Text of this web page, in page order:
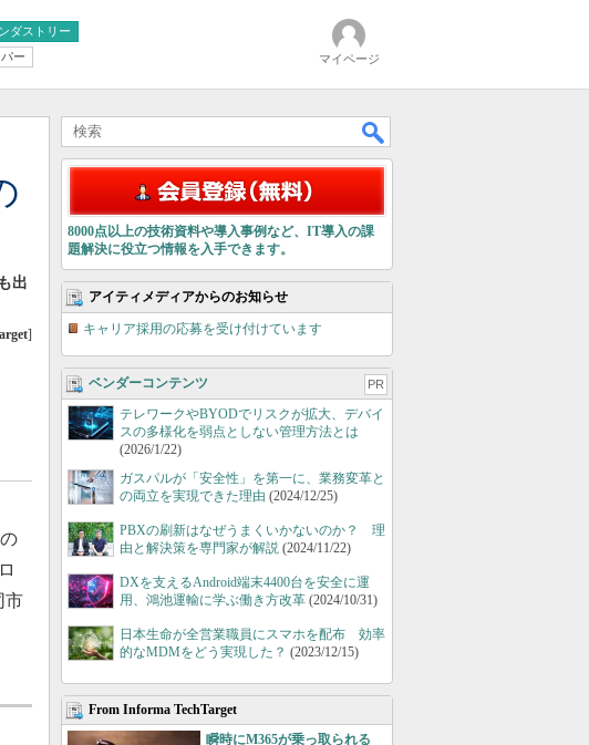
ダストリー
ー マイページ
出
]
市
8000点以上の技術資料や導入事例など、IT導入の課
題解決に役立つ情報を入手できます。
アイティメディアからのお知らせ
キャリア採用の応募を受け付けています
ベンダーコンテンツ PR
テレワークやBYODでリスクが拡大、デバイ
スの多様化を弱点としない管理方法とは
(2026/1/22)
ガスパルが「安全性」を第一に、業務変革と
の両立を実現できた理由 (2024/12/25)
PBXの刷新はなぜうまくいかないのか？ 理
由と解決策を専門家が解説 (2024/11/22)
DXを支えるAndroid端末4400台を安全に運
用、鴻池運輸に学ぶ働き方改革 (2024/10/31)
日本生命が全営業職員にスマホを配布 効率
的なMDMをどう実現した？ (2023/12/15)
From Informa TechTarget
瞬時にM365が乗っ取られる